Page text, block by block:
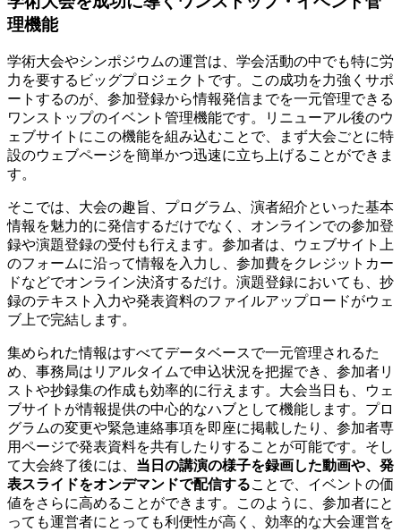
理機能
学術大会やシンポジウムの運営は、学会活動の中でも特に労
力を要するビッグプロジェクトです。この成功を力強くサポ
ートするのが、参加登録から情報発信までを一元管理できる
ワンストップのイベント管理機能です。リニューアル後のウ
ェブサイトにこの機能を組み込むことで、まず大会ごとに特
設のウェブページを簡単かつ迅速に立ち上げることができま
す。
そこでは、大会の趣旨、プログラム、演者紹介といった基本
情報を魅力的に発信するだけでなく、オンラインでの参加登
録や演題登録の受付も行えます。参加者は、ウェブサイト上
のフォームに沿って情報を入力し、参加費をクレジットカー
ドなどでオンライン決済するだけ。演題登録においても、抄
録のテキスト入力や発表資料のファイルアップロードがウェ
ブ上で完結します。
集められた情報はすべてデータベースで一元管理されるた
め、事務局はリアルタイムで申込状況を把握でき、参加者リ
ストや抄録集の作成も効率的に行えます。大会当日も、ウェ
ブサイトが情報提供の中心的なハブとして機能します。プロ
グラムの変更や緊急連絡事項を即座に掲載したり、参加者専
用ページで発表資料を共有したりすることが可能です。そし
て大会終了後には、 当日の講演の様子を録画した動画や、発
表スライドをオンデマンドで配信することで、イベントの価
値をさらに高めることができます。このように、参加者にと
っても運営者にとっても利便性が高く、効率的な大会運営を